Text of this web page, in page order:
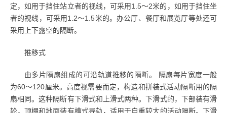
定，如用于挡住站立者的视线，可采用1.5～2米的，如用于挡住坐
者的视线，可采用1.2～1.5米的。办公厅、餐厅和展览厅等处还可
采用上下露空的隔断。
推移式
由多片隔扇组成的可沿轨道推移的隔断。 隔扇每片宽度一般
为60～120厘米。高度视需要而定，构造和拼装式活动隔断用的隔
扇相同。这种隔断有下滑式和上滑式两种。下滑式的，下部装有滑
轮，顶棚和地面装有槽式导轨，适用于自重较大的活动隔断。下滑